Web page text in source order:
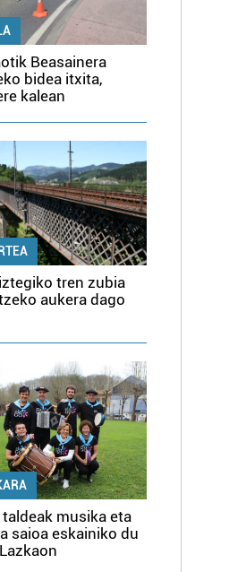
Beasainera
bidea itxita,
kalean
tren zubia
aukera dago
taldeak musika eta
saioa eskainiko du